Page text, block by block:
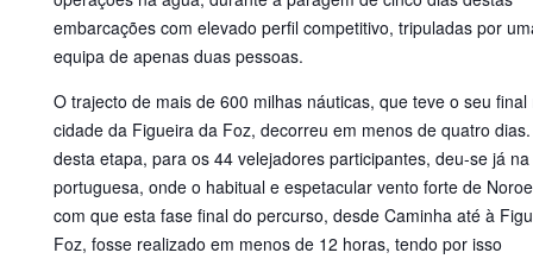
embarcações com elevado perfil competitivo, tripuladas por
equipa de apenas duas pessoas.
O trajecto de mais de 600 milhas náuticas, que teve o seu final
cidade da Figueira da Foz, decorreu em menos de quatro
desta etapa, para os 44 velejadores participantes, deu-se já
portuguesa, onde o habitual e espetacular vento forte de
com que esta fase final do percurso, desde Caminha até à
Foz, fosse realizado em menos de 12 horas, tendo por isso